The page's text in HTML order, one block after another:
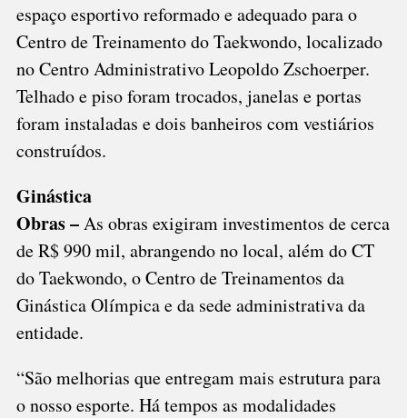
espaço esportivo reformado e adequado para o
Centro de Treinamento do Taekwondo, localizado
no Centro Administrativo Leopoldo Zschoerper.
Telhado e piso foram trocados, janelas e portas
foram instaladas e dois banheiros com vestiários
construídos.
Ginástica
Obras –As obras exigiram investimentos de cerca
de R$ 990 mil, abrangendo no local, além do CT
do Taekwondo, o Centro de Treinamentos da
Ginástica Olímpica e da sede administrativa da
entidade.
“São melhorias que entregam mais estrutura para
o nosso esporte. Há tempos as modalidades